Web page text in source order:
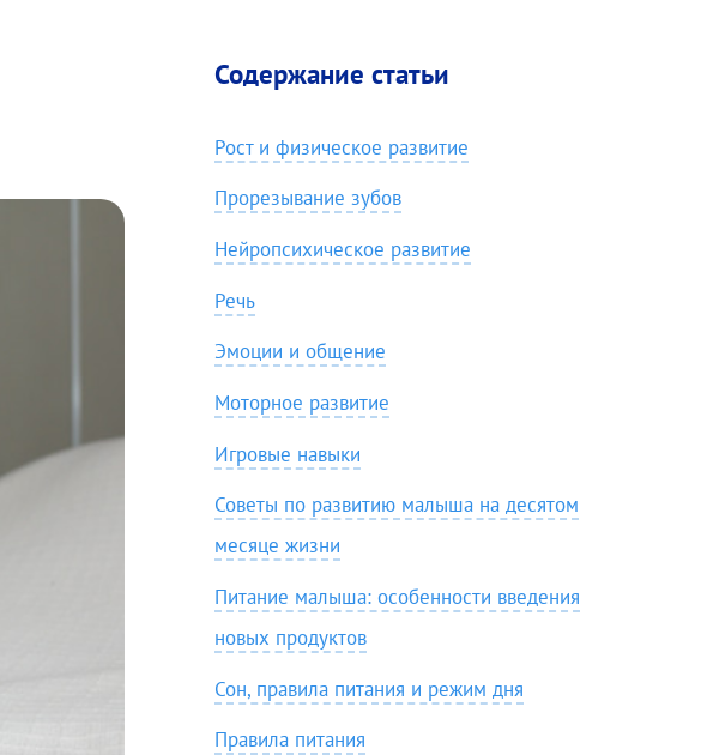
Содержание статьи
Рост и физическое развитие
Прорезывание зубов
Нейропсихическое развитие
Речь
Эмоции и общение
Моторное развитие
Игровые навыки
Советы по развитию малыша на десятом
месяце жизни
Питание малыша: особенности введения
новых продуктов
Сон, правила питания и режим дня
Правила питания